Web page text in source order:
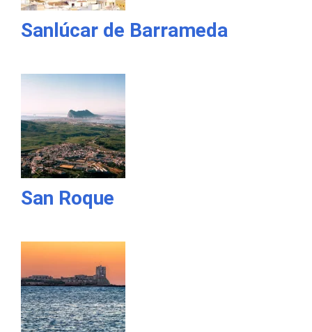
Sanlúcar de Barrameda
San Roque